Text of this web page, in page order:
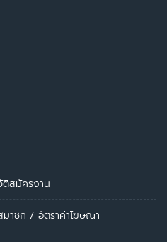
ติสมัครงาน
าชิก / อัตราค่าโฆษณา